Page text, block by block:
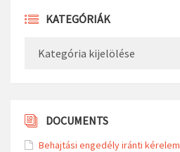
KATEGÓRIÁK
DOCUMENTS
Behajtási engedély iránti kérelem